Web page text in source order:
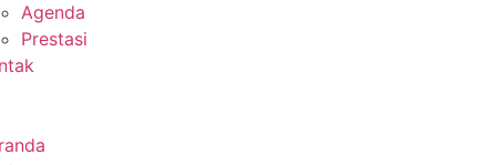
Agenda
Prestasi